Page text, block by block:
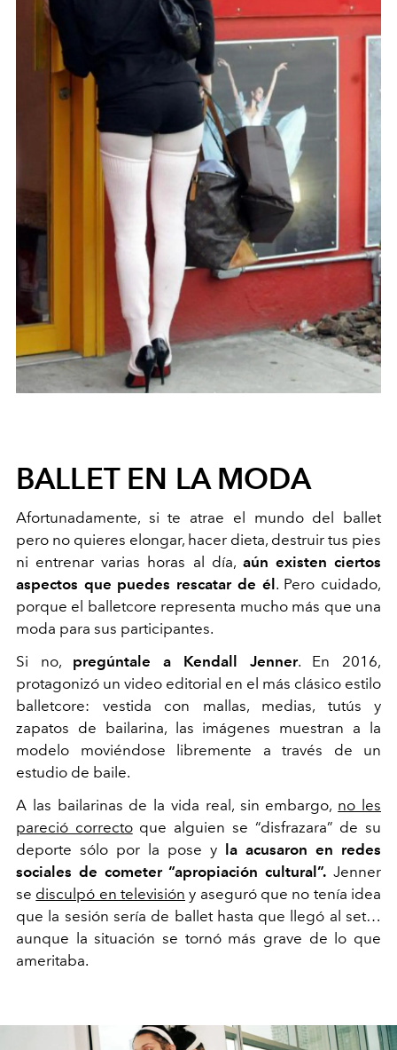
BALLET EN LA MODA
Afortunadamente, si te atrae el mundo del ballet
pero no quieres elongar, hacer dieta, destruir tus pies
ni entrenar varias horas al día, aún existen ciertos
aspectos que puedes rescatar de él . Pero cuidado,
porque el balletcore representa mucho más que una
moda para sus participantes.
Si no, pregúntale a Kendall Jenner. En 2016,
protagonizó un video editorial en el más clásico estilo
balletcore: vestida con mallas, medias, tutús y
zapatos de bailarina, las imágenes muestran a la
modelo moviéndose libremente a través de un
estudio de baile.
A las bailarinas de la vida real, sin embargo, no les
pareció correctoque alguien se “disfrazara” de su
deporte sólo por la pose y
la acusaron en redes
sociales de cometer “apropiación cultural”. Jenner
se disculpó en televisión y aseguró que no tenía idea
que la sesión sería de ballet hasta que llegó al set…
aunque la situación se tornó más grave de lo que
ameritaba.